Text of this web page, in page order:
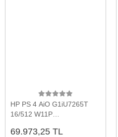
HP PS 4 AiO G1iU7265T
16/512 W11P
69.973,25 TL